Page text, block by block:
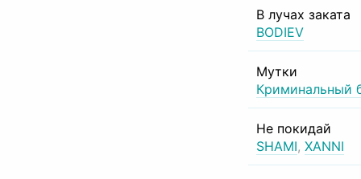
В лучах заката
BODIEV
Мутки
Криминальный
Не покидай
SHAMI, XANNI